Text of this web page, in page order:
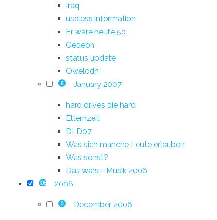
Iraq
useless information
Er wäre heute 50
Gedeon
status update
Owelodn
6 January 2007
hard drives die hard
Elternzeit
DLD07
Was sich manche Leute erlauben
Was sonst?
Das wars - Musik 2006
108 2006
5 December 2006